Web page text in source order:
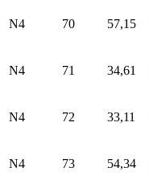
N4 70 57,15
N4 71 34,61
N4 72 33,11
N4 73 54,34